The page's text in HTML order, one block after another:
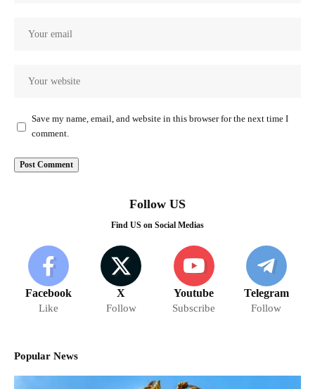
Save my name, email, and website in this browser for the next time I
comment.
Follow US
Find US on Social Medias
Facebook
Like
X
Follow
Youtube
Subscribe
Telegram
Follow
Popular News